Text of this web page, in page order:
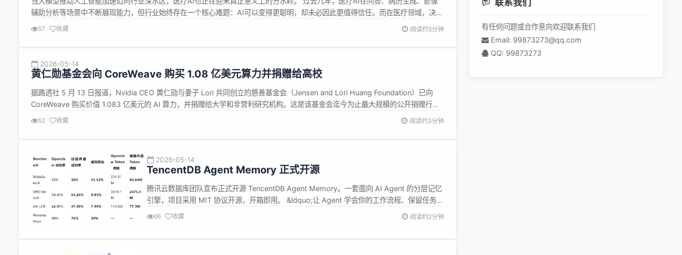
辅助分析等场景中不断展现能力，但行业始终存在一个核心难题：AI可以变得更聪明，却未必因此更值得信任。而在医疗领域，决定
AI能否进入临床的关键，从来不是&ldquo;会不会回答&rdquo;，而是&ldquo;能不能被验证、被解释、被追溯&r...
57 收藏 阅读约5分钟
2026-05-14
黄仁勋基金会向 CoreWeave 购买 1.08 亿美元算力并捐赠给高校
据路透社 5 月 13 日报道，Nvidia CEO 黄仁勋与妻子 Lori 共同创立的慈善基金会（Jensen and Lori Huang Foundation）已向
CoreWeave 购买价值 1.083 亿美元的 AI 算力，并捐赠给大学和非营利研究机构。这是该基金会迄今为止最大规模的公开捐赠行
动。 CoreWeave 成立于 2017 年，是一家...
52 收藏 阅读约3分钟
2026-05-14
TencentDB Agent Memory 正式开源
腾讯云数据库团队宣布正式开源 TencentDB Agent Memory。一套面向 AI Agent 的分层记忆
引擎，项目采用 MIT 协议开源，开箱即用。 &ldquo;让 Agent 学会你的工作流程、保留任务上
下文、复用历史经验&mdash;&mdash;以符号化记忆化解单次长任务的信息过载，以分层记忆
66 收藏 阅读约2分钟
联系我们
有任何问题或合作意向欢迎联系我们
Email: 99873273@qq.com
QQ: 99873273